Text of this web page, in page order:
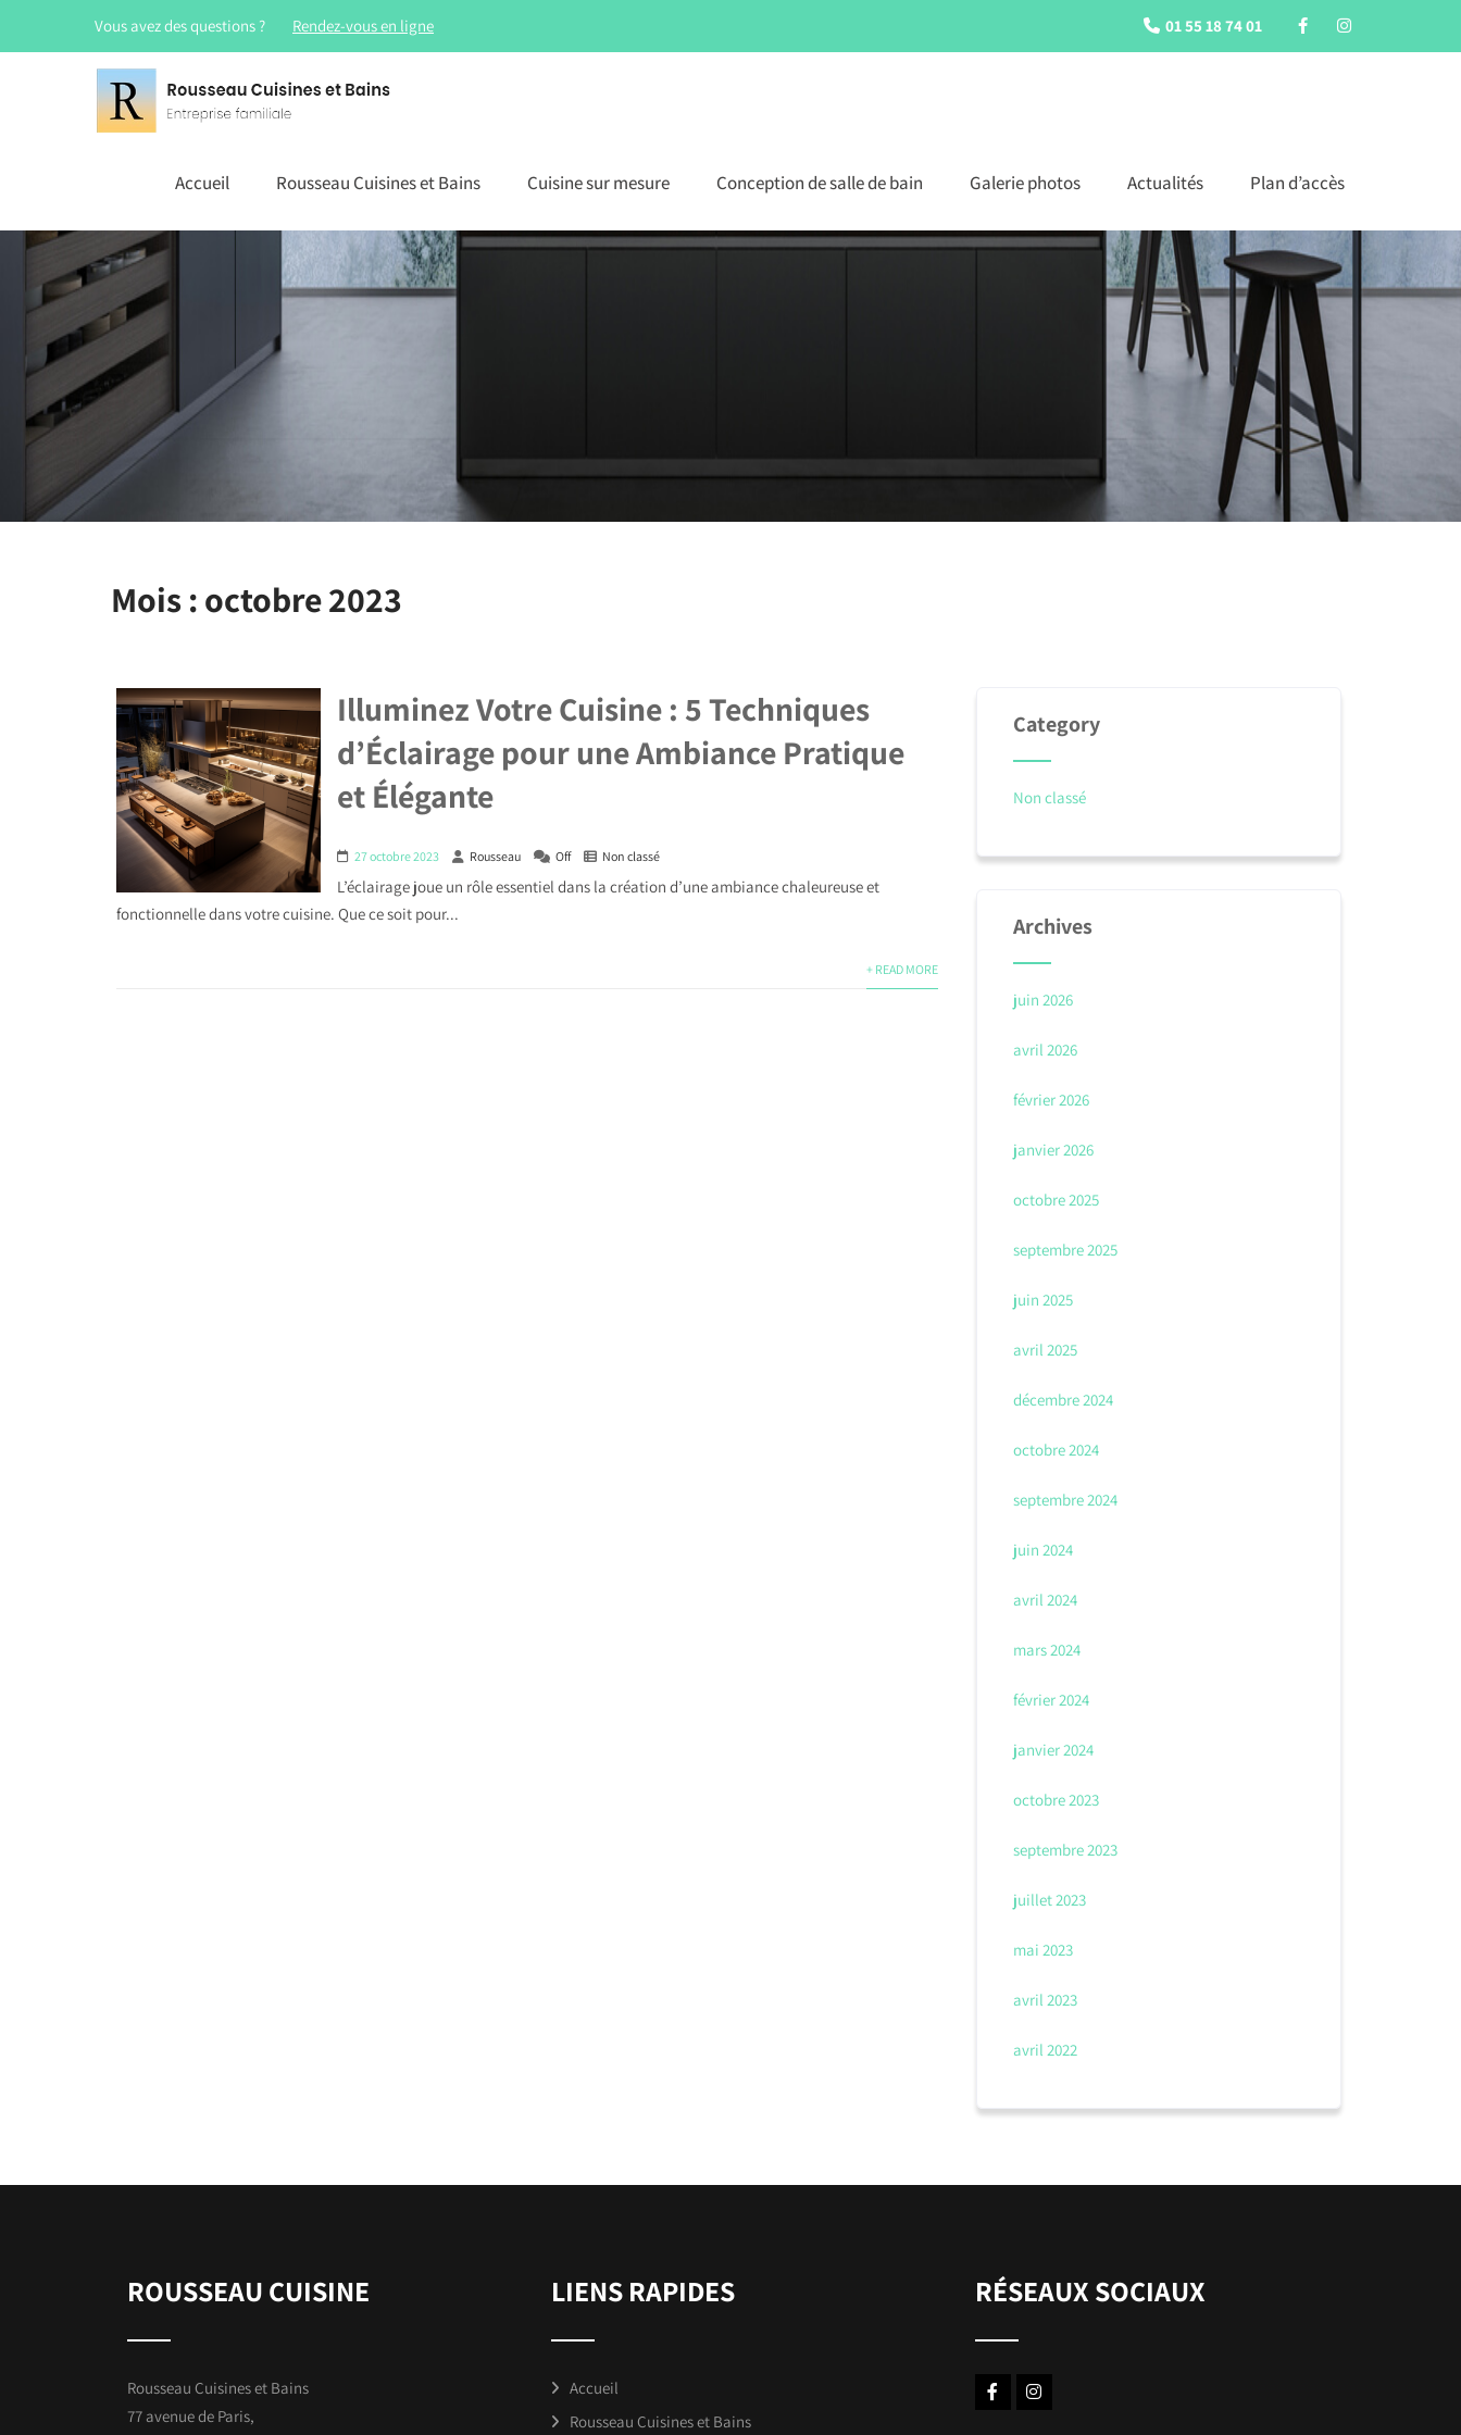
Vous avez des questions ? Rendez-vous en ligne 01 55 18 74 01
Accueil Rousseau Cuisines et Bains Cuisine sur mesure Conception de salle de bain Galerie photos Actualités Plan d’accès
Mois :octobre 2023
Illuminez Votre Cuisine : 5 Techniques
d’Éclairage pour une Ambiance Pratique
et Élégante
27 octobre 2023 Rousseau Off Non classé
L’éclairage joue un rôle essentiel dans la création d’une ambiance chaleureuse et
fonctionnelle dans votre cuisine. Que ce soit pour...
+ READ MORE
Category
Non classé
Archives
juin 2026
avril 2026
février 2026
janvier 2026
octobre 2025
septembre 2025
juin 2025
avril 2025
décembre 2024
octobre 2024
septembre 2024
juin 2024
avril 2024
mars 2024
février 2024
janvier 2024
octobre 2023
septembre 2023
juillet 2023
mai 2023
avril 2023
avril 2022
ROUSSEAU CUISINE
Rousseau Cuisines et Bains
77 avenue de Paris,
LIENS RAPIDES
Accueil
Rousseau Cuisines et Bains
RÉSEAUX SOCIAUX